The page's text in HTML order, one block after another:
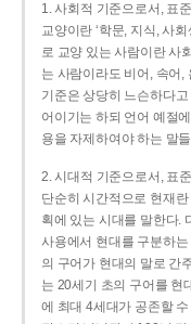
1. 사회적 기준으로서, 표
교양이란 ‘학문, 지식, 사
로 교양 있는 사람이란 사
는 사람이라도 비어, 속어,
기준은 상당히 느슨하다
어이기는 하되 언어 예절
용을 자제하여야 하는 말
2. 시대적 기준으로서, 표
단순히 시간적으로 현재
획에 있는 시대를 말한다.
사용에서 현대를 구분하
의 구어가 현대의 말로 간
는 20세기 초의 구어를 현
에 최대 4세대가 공존할